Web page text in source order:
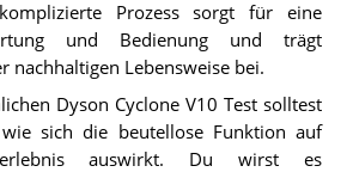
Prozess sorgt für eine
und Bedienung und trägt
nachhaltigen Lebensweise bei.
Dyson Cyclone V10 Test solltest
sich die beutellose Funktion auf
auswirkt. Du wirst es